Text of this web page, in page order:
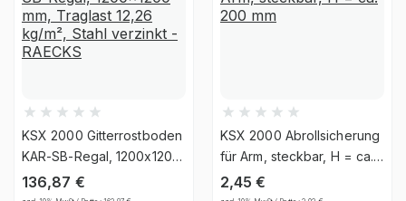
Fertigung, Auto & Garage
Montageart
Anlieferart
Beständigkeit
Ja, jedoch nicht für die
dauerhafte Verwendung im
KSX 2000 Gitterrostboden
KAR-SB-Regal, 1200x1200
mm, Traglast 12,26 kg/m²,
Stahl verzinkt - RAECKS
136,87 €
KSX 2000 Abrollsicherung
für Arm, steckbar, H = ca.
200 mm
2,45€